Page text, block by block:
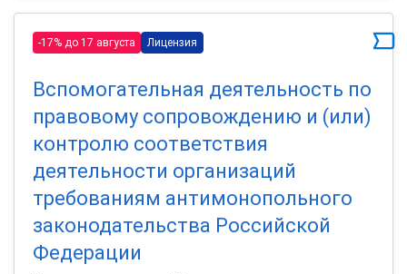
-17% до 17 августа Лицензия
Вспомогательная деятельность по
правовому сопровождению и (или)
контролю соответствия
деятельности организаций
требованиям антимонопольного
законодательства Российской
Федерации